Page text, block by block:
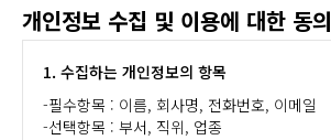
개인정보 수집 및 이용에 대한 동의
1. 수집하는 개인정보의 항목
-필수항목 : 이름, 회사명, 전화번호, 이메일
-선택항목 : 부서, 직위, 업종